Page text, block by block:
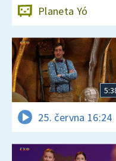
Planeta Yó
25. června 16:24